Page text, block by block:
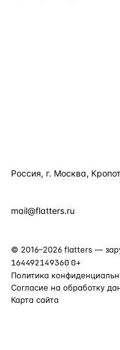
Россия, г. Москва,
mail@flatters.ru
© 2016–2026 flatters —
164492149360 0+
Политика
Согласие на обработку
Карта сайта